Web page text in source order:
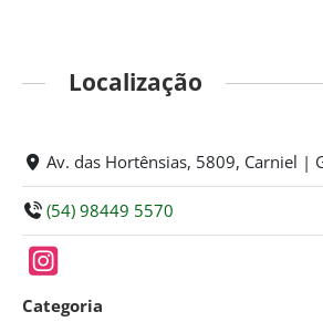
Localização
Av. das Hortênsias, 5809, Carniel |
(54) 98449 5570
Categoria